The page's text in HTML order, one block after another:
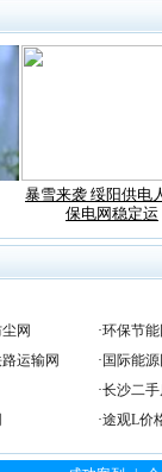
暴雪来袭 绥阳供电
保电网稳定运
网 ·环保节能
运输网 · 国际能源
·长沙二
·途观L价